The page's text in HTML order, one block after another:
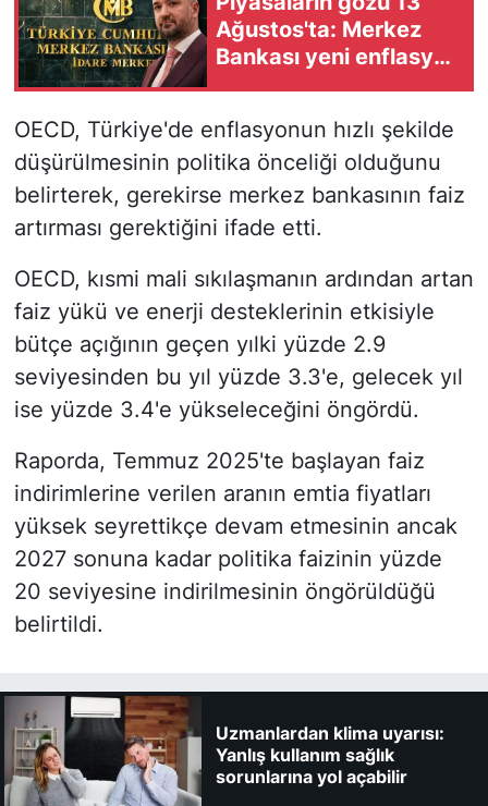
Ağustos'ta: Merkez
Bankası yeni enflasyon
OECD, Türkiye'de enflasyonun hızlı şekilde
düşürülmesinin politika önceliği olduğunu
belirterek, gerekirse merkez bankasının faiz
artırması gerektiğini ifade etti.
OECD, kısmi mali sıkılaşmanın ardından artan
faiz yükü ve enerji desteklerinin etkisiyle
bütçe açığının geçen yılki yüzde 2.9
seviyesinden bu yıl yüzde 3.3'e, gelecek yıl
ise yüzde 3.4'e yükseleceğini öngördü.
Raporda, Temmuz 2025'te başlayan faiz
indirimlerine verilen aranın emtia fiyatları
yüksek seyrettikçe devam etmesinin ancak
2027 sonuna kadar politika faizinin yüzde
20 seviyesine indirilmesinin öngörüldüğü
belirtildi.
Uzmanlardan klima uyarısı:
Yanlış kullanım sağlık
sorunlarına yol açabilir